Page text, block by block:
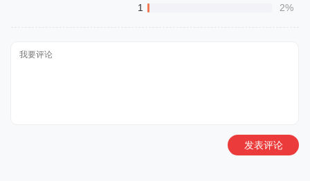
1
2%
发表评论